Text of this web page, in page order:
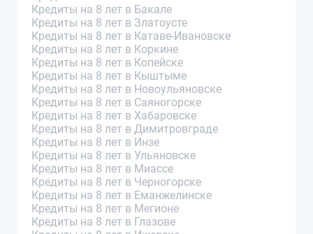
Кредиты на 8 лет в Бакале
Кредиты на 8 лет в Златоусте
Кредиты на 8 лет в Катаве-Ивановске
Кредиты на 8 лет в Коркине
Кредиты на 8 лет в Копейске
Кредиты на 8 лет в Кыштыме
Кредиты на 8 лет в Новоульяновске
Кредиты на 8 лет в Саяногорске
Кредиты на 8 лет в Хабаровске
Кредиты на 8 лет в Димитровграде
Кредиты на 8 лет в Инзе
Кредиты на 8 лет в Ульяновске
Кредиты на 8 лет в Миассе
Кредиты на 8 лет в Черногорске
Кредиты на 8 лет в Еманжелинске
Кредиты на 8 лет в Мегионе
Кредиты на 8 лет в Глазове